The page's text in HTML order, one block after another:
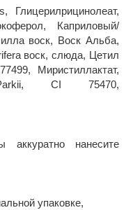
Каприловый/
воск, Воск Альба,
воск, слюда, Цетил
Миристиллактат,
CI 75470,
аккуратно нанесите
упаковке,